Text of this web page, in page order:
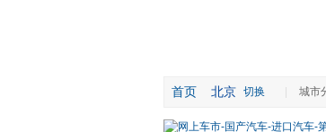
首页 北京 切换 城市